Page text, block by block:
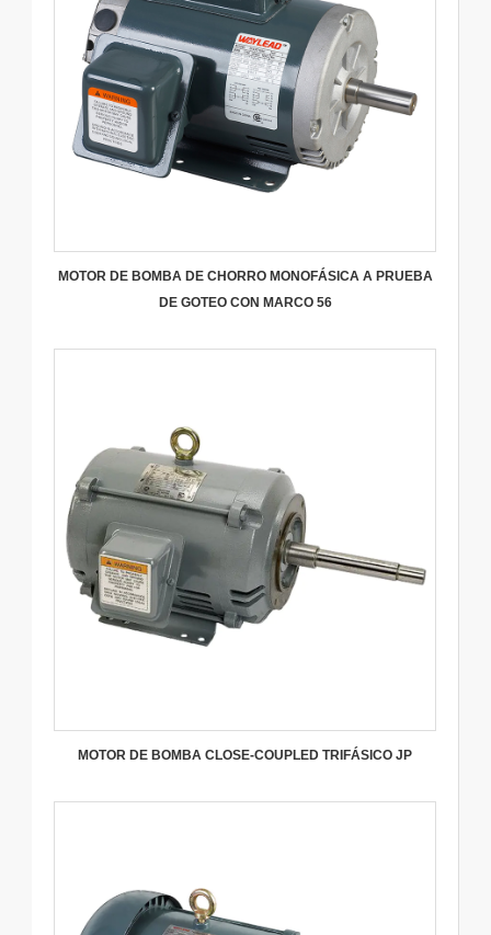
MOTOR DE BOMBA DE CHORRO MONOFÁSICA A PRUEBA
DE GOTEO CON MARCO 56
MOTOR DE BOMBA CLOSE-COUPLED TRIFÁSICO JP